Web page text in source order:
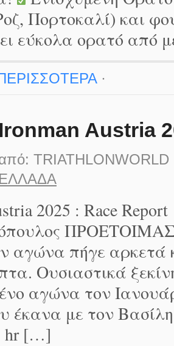
Πορτοκαλί) και
εύκολα ορατό
·
Ironman Austria
TRIATHLONWORLD
ΕΛΛΆΔΑ
2025 : Race
αγώνα πήγε
Ουσιαστικά
αγώνα τον
έκανα με τον
hr […]